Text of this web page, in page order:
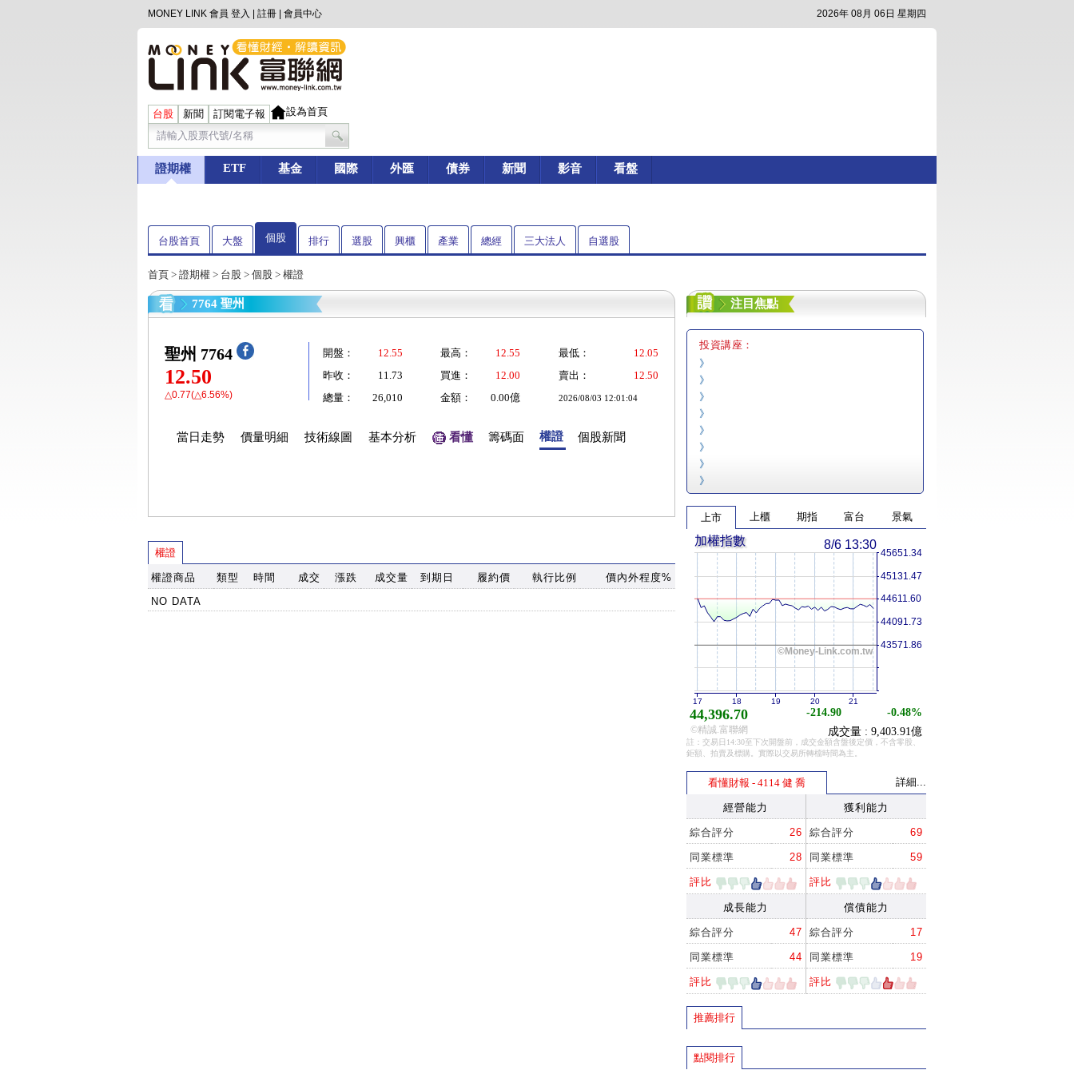
MONEY LINK 會員 登入 註冊 會員中心 2026年 08月 06日 星期四
台股 新聞 訂閱電子報 設為首頁
證期權 ETF 基金 國際 外匯 債券 新聞 影音 看盤
台股首頁 大盤 個股 排行 選股 興櫃 產業 總經 三大法人 自選股
首頁 > 證期權 > 台股 > 個股 > 權證
7764 聖州
聖州 7764
12.50
△0.77(△6.56%)
開盤： 12.55 最高： 12.55 最低：
12.05
昨收：
11.73 買進： 12.00 賣出：
12.50
總量：
26,010 金額： 0.00億 2026/08/03 12:01:04
當日走勢 價量明細 技術線圖 基本分析 看懂 籌碼面 權證 個股新聞
權證
權證商品 類型 時間 成交 漲跌 成交量 到期日 履約價 執行比例
價內外程度%
NO DATA
注目焦點
投資講座：
》
》
》
》
》
》
》
》
上市 上櫃 期指 富台 景氣
©Money-Link.com.tw
8/6 13:30
44,396.70 -214.90
-0.48%
成交量 : 9,403.91億
加權指數
17 18 19 20 21
©精誠.富聯網
43571.86
44091.73
44611.60
45131.47
45651.34
註：交易日14:30至下次開盤前，成交金額含盤後定價，不含零股、
鉅額、拍賣及標購。實際以交易所轉檔時間為主。
看懂財報 - 4114 健 喬 詳細...
經營能力 獲利能力
綜合評分 26 綜合評分 69
同業標準 28 同業標準 59
評比 評比
成長能力 償債能力
綜合評分 47 綜合評分 17
同業標準 44 同業標準 19
評比 評比
推薦排行
點閱排行